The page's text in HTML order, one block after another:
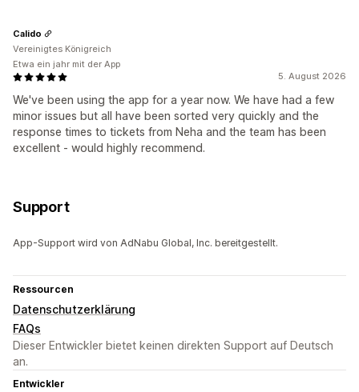
5. August 2026
We've been using the app for a year now. We have had a few
minor issues but all have been sorted very quickly and the
response times to tickets from Neha and the team has been
excellent - would highly recommend.
Calido
Vereinigtes Königreich
Etwa ein jahr mit der App
Support
App-Support wird von AdNabu Global, Inc. bereitgestellt.
Ressourcen
Datenschutzerklärung
FAQs
Dieser Entwickler bietet keinen direkten Support auf Deutsch
an.
Entwickler